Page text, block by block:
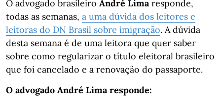
O advogado brasileiro André Limaresponde,
todas as semanas, a uma dúvida dos leitores e
leitoras do DN Brasil sobre imigração. A dúvida
desta semana é de uma leitora que quer saber
sobre como regularizar o título eleitoral brasileiro
que foi cancelado e a renovação do passaporte.
O advogado André Lima responde: